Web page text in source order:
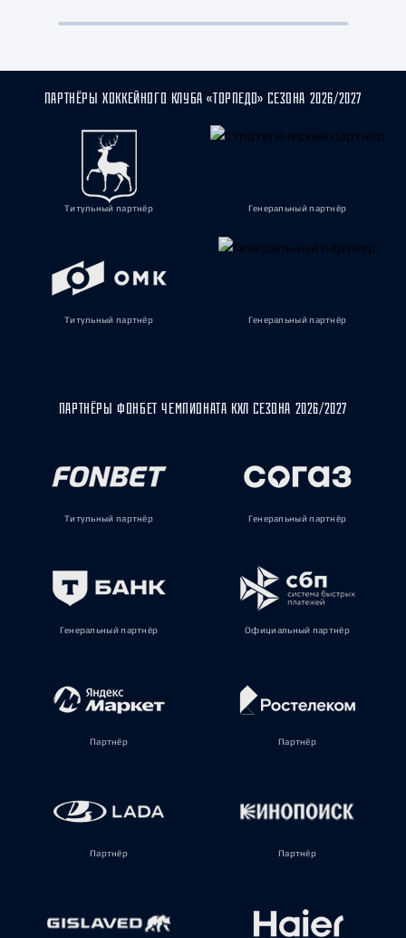
ПАРТНЁРЫ ХОККЕЙНОГО КЛУБА «ТОРПЕДО» СЕЗОНА 2026/2027
Титульный партнёр Генеральный партнёр
Титульный партнёр Генеральный партнёр
ПАРТНЁРЫ ФОНБЕТ ЧЕМПИОНАТА КХЛ СЕЗОНА 2026/2027
Титульный партнёр Генеральный партнёр
Генеральный партнёр Официальный партнёр
Партнёр Партнёр
Партнёр Партнёр